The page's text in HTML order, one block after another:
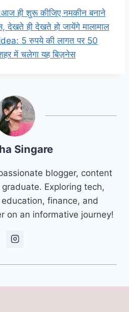
ही शुरू कीजिए नमकीन बनाने
देखते ही देखते हो जायेंगे मालामाल
5 रुपये की लागत पर 50
में चलेगा यह बिज़नेस
Singare
blogger, content
Exploring tech,
finance, and
on an informative journey!